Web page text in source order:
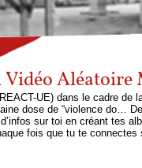
Vidéo
UE) dans le cadre de
dose de “violence do…
sur toi en créant tes
fois que tu te